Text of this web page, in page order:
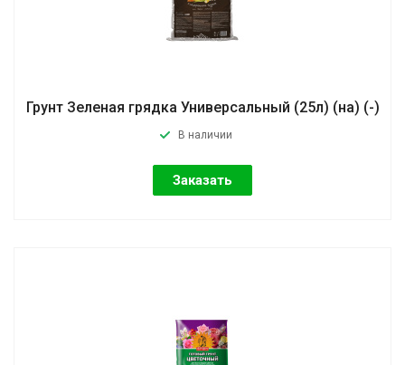
Грунт Зеленая грядка Универсальный (25л) (на) (-)
В наличии
Заказать